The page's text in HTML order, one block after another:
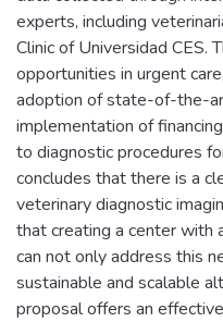
experts, including
Clinic of Universidad CES.
opportunities in urgent
adoption of state-of-the-
implementation of
to diagnostic procedures
concludes that there is a
veterinary diagnostic
that creating a center with
can not only address this
sustainable and scalable
proposal offers an